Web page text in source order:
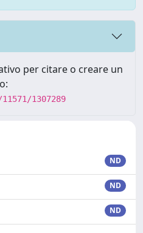
per citare o creare un
1307289
ND
ND
ND